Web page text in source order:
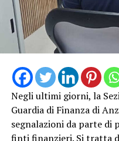
Negli ultimi giorni, la
Guardia di Finanza di
segnalazioni da parte
finti finanzieri. Si tratta